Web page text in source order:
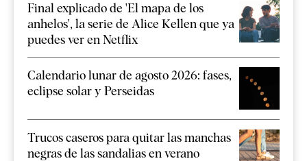
Final explicado de 'El mapa de los
anhelos', la serie de Alice Kellen que ya
puedes ver en Netflix
Calendario lunar de agosto 2026: fases,
eclipse solar y Perseidas
Trucos caseros para quitar las manchas
negras de las sandalias en verano